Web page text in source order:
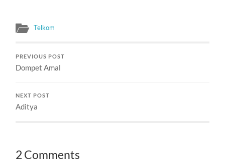
sebelum ngasih
data-data lama aku
sebagai asisten di Lab…
Telkom
PREVIOUS POST
Dompet Amal
NEXT POST
Aditya
2 Comments